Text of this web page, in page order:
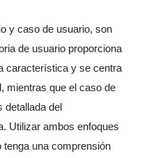
y caso de usuario, son
de usuario proporciona
característica y se centra
mientras que el caso de
detallada del
Utilizar ambos enfoques
tenga una comprensión